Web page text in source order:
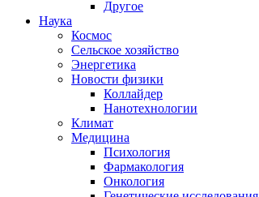
Другое
Наука
Космос
Сельское хозяйство
Энергетика
Новости физики
Коллайдер
Нанотехнологии
Климат
Медицина
Психология
Фармакология
Онкология